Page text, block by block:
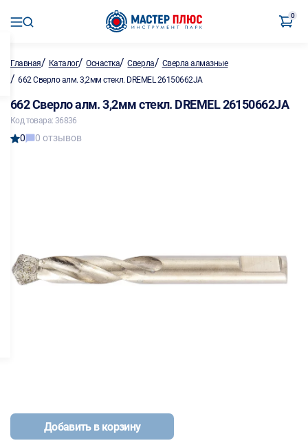
0
Главная/ Каталог/Оснастка/Сверла/ Сверла алмазные
/ 662 Сверло алм. 3,2мм стекл. DREMEL 26150662JA
662 Сверло алм. 3,2мм стекл. DREMEL 26150662JA
Код товара: 36836
0 0 отзывов
Добавить в корзину